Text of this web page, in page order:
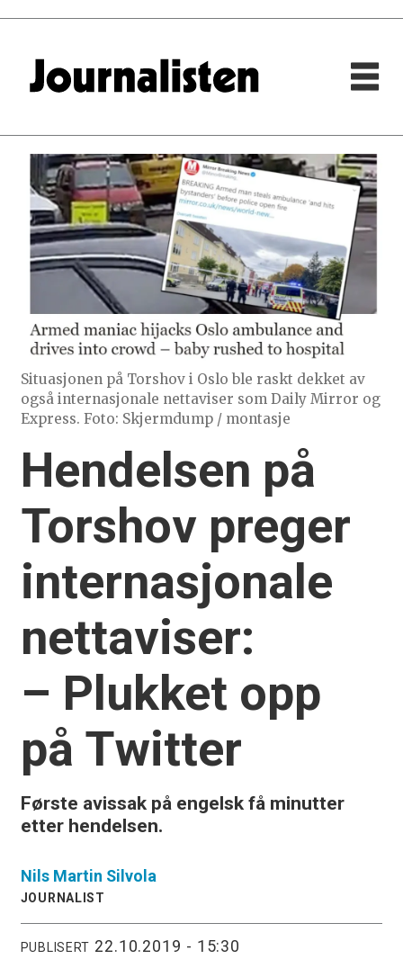
Situasjonen på Torshov i Oslo ble raskt dekket av
også internasjonale nettaviser som Daily Mirror og
Express. Foto: Skjermdump / montasje
Hendelsen på
Torshov preger
internasjonale
nettaviser:
– Plukket opp
på Twitter
Første avissak på engelsk få minutter
etter hendelsen.
Nils Martin Silvola
JOURNALIST
PUBLISERT 22.10.2019 - 15:30